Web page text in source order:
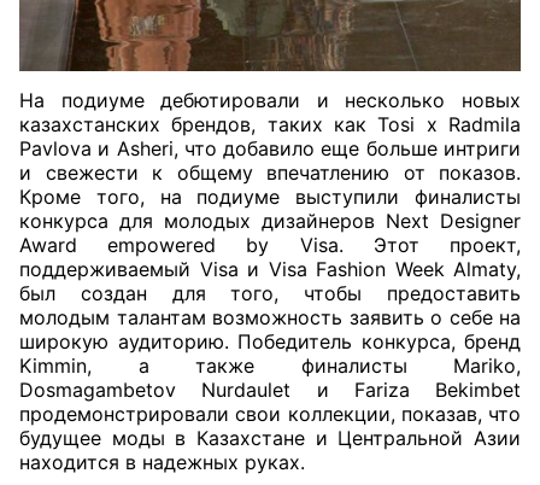
На подиуме дебютировали и несколько новых
казахстанских брендов, таких как Tosi x Radmila
Pavlova и Asheri, что добавило еще больше интриги
и свежести к общему впечатлению от показов.
Кроме того, на подиуме выступили финалисты
конкурса для молодых дизайнеров Next Designer
Award empowered by Visa. Этот проект,
поддерживаемый Visa и Visa Fashion Week Almaty,
был создан для того, чтобы предоставить
молодым талантам возможность заявить о себе на
широкую аудиторию. Победитель конкурса, бренд
Kimmin, а также финалисты Mariko,
Dosmagambetov Nurdaulet и Fariza Bekimbet
продемонстрировали свои коллекции, показав, что
будущее моды в Казахстане и Центральной Азии
находится в надежных руках.